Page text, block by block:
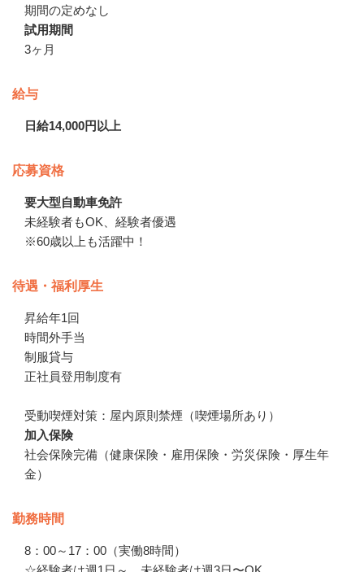
期間の定めなし
試用期間
3ヶ月
給与
日給14,000円以上
応募資格
要大型自動車免許
未経験者もOK、経験者優遇
※60歳以上も活躍中！
待遇・福利厚生
昇給年1回
時間外手当
制服貸与
正社員登用制度有
受動喫煙対策：屋内原則禁煙（喫煙場所あり）
加入保険
社会保険完備（健康保険・雇用保険・労災保険・厚生年
金）
勤務時間
8：00～17：00（実働8時間）